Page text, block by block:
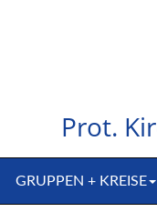
Prot.
GRUPPEN + KREISE